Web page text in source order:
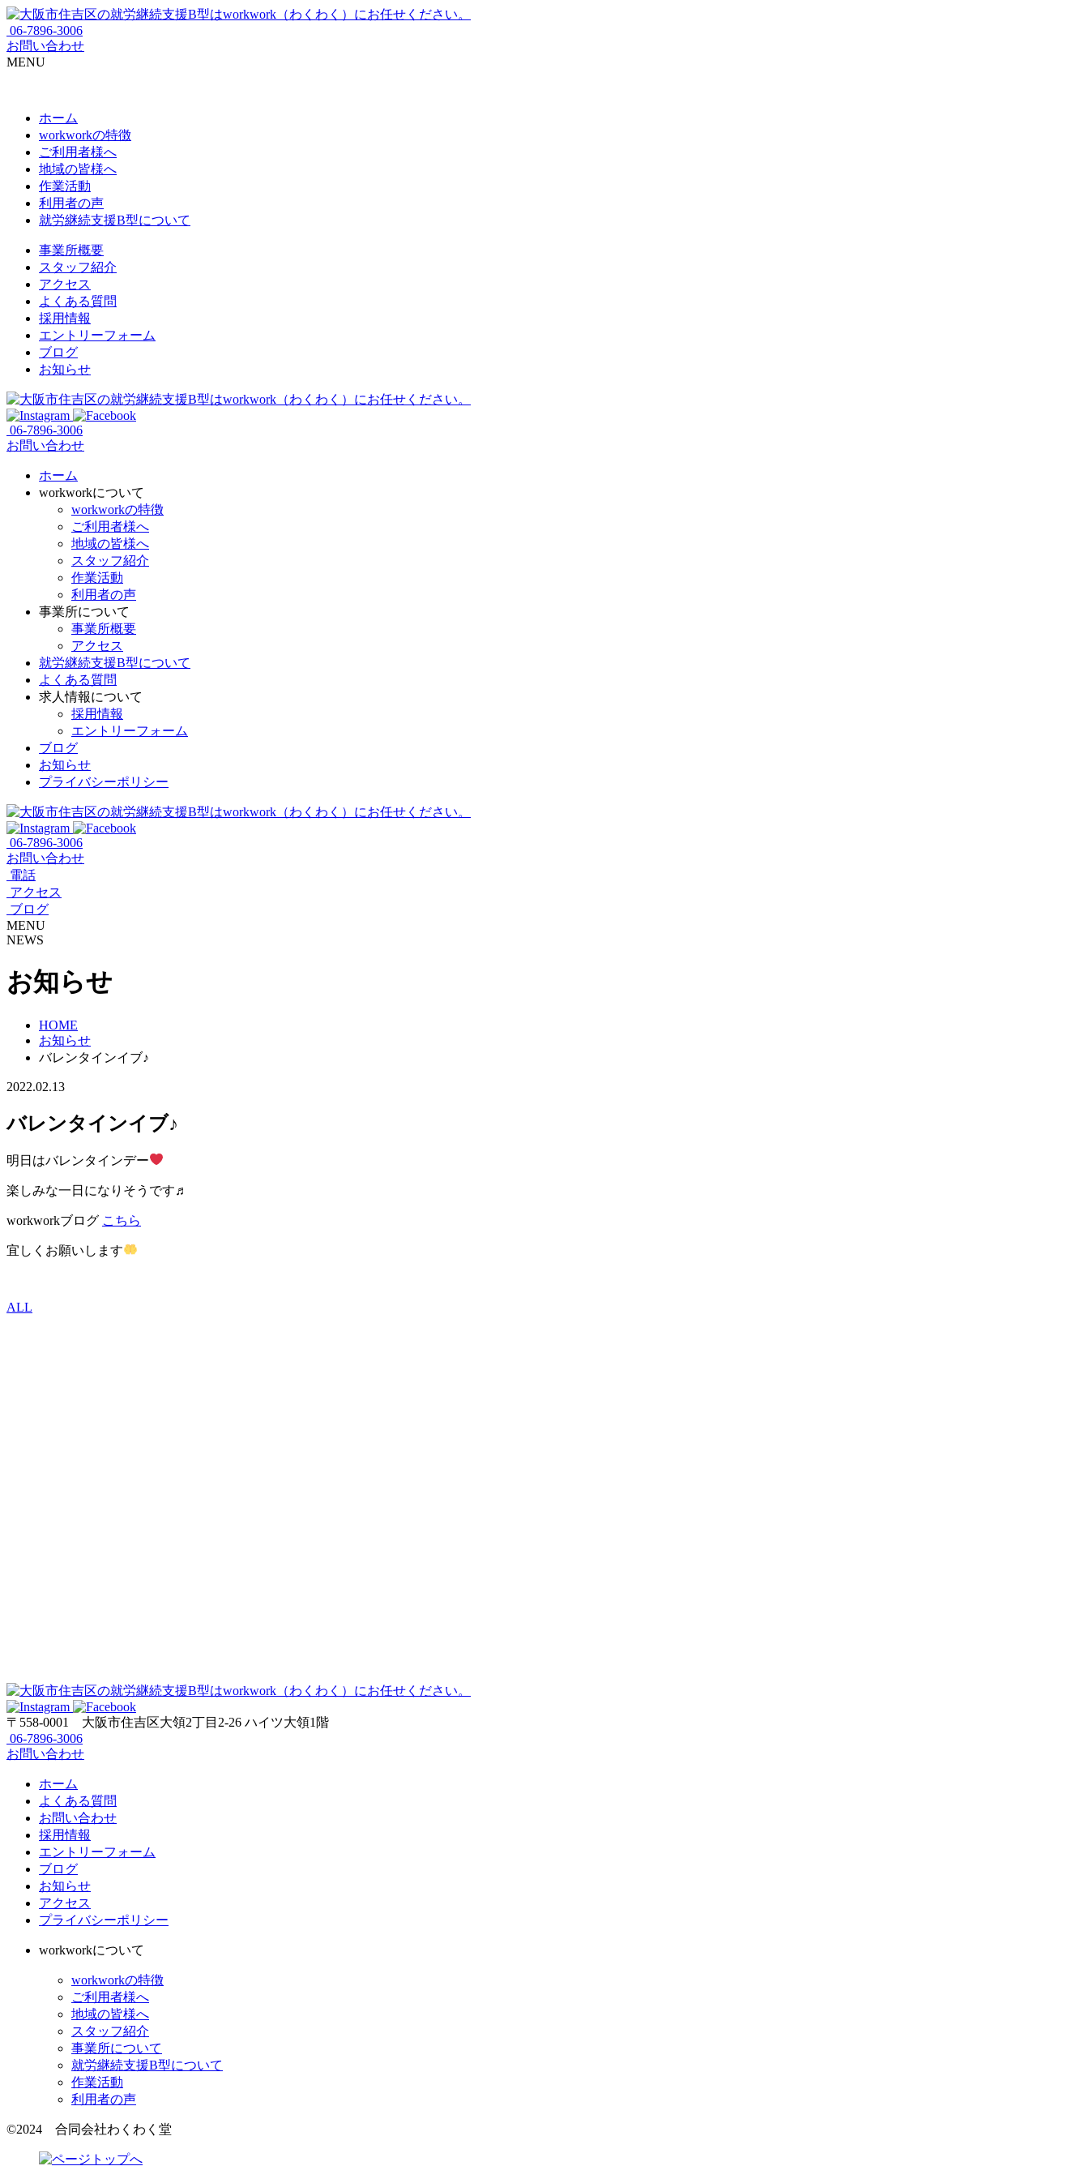
06-7896-3006
お問い合わせ
MENU
ホーム
workworkの特徴
ご利用者様へ
地域の皆様へ
作業活動
利用者の声
就労継続支援B型について
事業所概要
スタッフ紹介
アクセス
よくある質問
採用情報
エントリーフォーム
ブログ
お知らせ
06-7896-3006
お問い合わせ
ホーム
workworkについて
workworkの特徴
ご利用者様へ
地域の皆様へ
スタッフ紹介
作業活動
利用者の声
事業所について
事業所概要
アクセス
就労継続支援B型について
よくある質問
求人情報について
採用情報
エントリーフォーム
ブログ
お知らせ
プライバシーポリシー
06-7896-3006
お問い合わせ
電話
アクセス
ブログ
MENU
NEWS
お知らせ
HOME
お知らせ
バレンタインイブ♪
2022.02.13
バレンタインイブ♪
明日はバレンタインデー
楽しみな一日になりそうです♬
workworkブログ こちら
宜しくお願いします
ALL
〒558-0001 大阪市住吉区大領2丁目2-26 ハイツ大領1階
06-7896-3006
お問い合わせ
ホーム
よくある質問
お問い合わせ
採用情報
エントリーフォーム
ブログ
お知らせ
アクセス
プライバシーポリシー
workworkについて
workworkの特徴
ご利用者様へ
地域の皆様へ
スタッフ紹介
事業所について
就労継続支援B型について
作業活動
利用者の声
©2024 合同会社わくわく堂